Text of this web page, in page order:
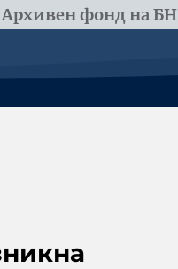
Архивен фонд на